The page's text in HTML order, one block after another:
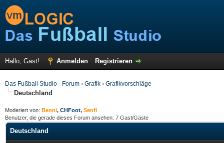
Hallo, Gast! Anmelden Registrieren
Das Fußball Studio - Forum › Grafik › Grafikvorschläge
Deutschland
Moderiert von: Benni, CHFoot, Senfi
Benutzer, die gerade dieses Forum ansehen: 7 Gast/Gäste
Deutschland